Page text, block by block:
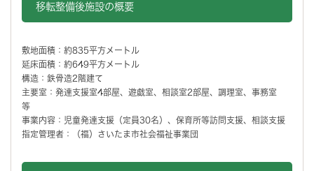
移転整備後施設の概要
敷地面積：約835平方メートル
延床面積：約649平方メートル
構造：鉄骨造2階建て
主要室：発達支援室4部屋、遊戯室、相談室2部屋、調理室、事務室
等
事業内容：児童発達支援（定員30名）、保育所等訪問支援、相談支援
指定管理者：（福）さいたま市社会福祉事業団